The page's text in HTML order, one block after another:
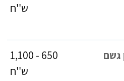
ש''ח
גשם
650 - 1,100
ש''ח